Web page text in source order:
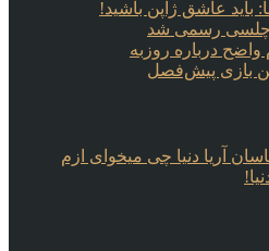
باید عاشق ژاپن باشید!
چلسی رسمی شد
درباره روزبه
بازی پیش‌فصل
آریا دنیا چی میخوای ازم